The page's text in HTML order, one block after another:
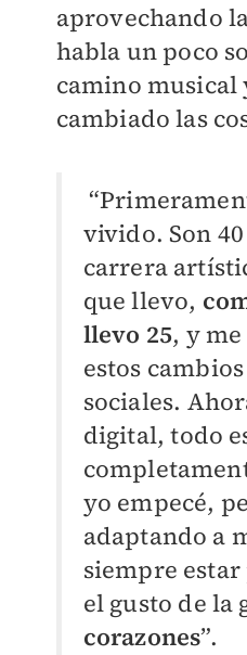
aprovechando
habla un poco
camino musical
cambiado las
vivido. Son
carrera
que llevo,
llevo 25, y
estos
sociales.
digital, todo
yo empecé,
adaptando a
siempre
el gusto de la
corazones”.